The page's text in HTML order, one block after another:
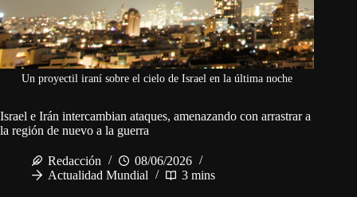
Un proyectil iraní sobre el cielo de Israel en la última noche
Israel e Irán intercambian ataques, amenazando con arrastrar a
la región de nuevo a la guerra
Redacción
08/06/2026
Actualidad Mundial
3 mins